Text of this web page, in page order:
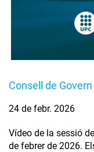
Consell de
24 de febr. 2026
Vídeo de la sessió
de febrer de 2026.